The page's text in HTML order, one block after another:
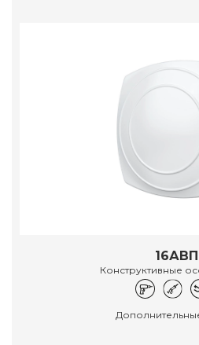
16АВП
Конструктивные